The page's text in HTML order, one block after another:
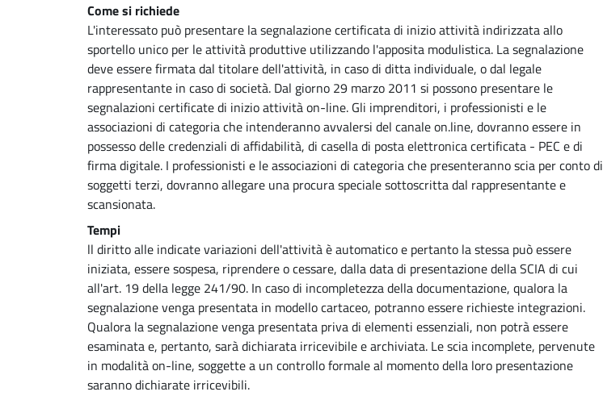
Come si richiede
L'interessato può presentare la segnalazione certificata di inizio attività indirizzata allo
sportello unico per le attività produttive utilizzando l'apposita modulistica. La segnalazione
deve essere firmata dal titolare dell'attività, in caso di ditta individuale, o dal legale
rappresentante in caso di società. Dal giorno 29 marzo 2011 si possono presentare le
segnalazioni certificate di inizio attività on-line. Gli imprenditori, i professionisti e le
associazioni di categoria che intenderanno avvalersi del canale on.line, dovranno essere in
possesso delle credenziali di affidabilità, di casella di posta elettronica certificata - PEC e di
firma digitale. I professionisti e le associazioni di categoria che presenteranno scia per conto di
soggetti terzi, dovranno allegare una procura speciale sottoscritta dal rappresentante e
scansionata.
Tempi
ll diritto alle indicate variazioni dell'attività è automatico e pertanto la stessa può essere
iniziata, essere sospesa, riprendere o cessare, dalla data di presentazione della SCIA di cui
all'art. 19 della legge 241/90. In caso di incompletezza della documentazione, qualora la
segnalazione venga presentata in modello cartaceo, potranno essere richieste integrazioni.
Qualora la segnalazione venga presentata priva di elementi essenziali, non potrà essere
esaminata e, pertanto, sarà dichiarata irricevibile e archiviata. Le scia incomplete, pervenute
in modalità on-line, soggette a un controllo formale al momento della loro presentazione
saranno dichiarate irricevibili.